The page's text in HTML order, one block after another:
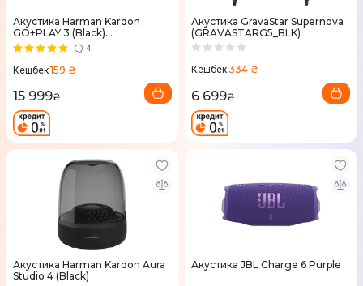
Акустика Harman Kardon
GO+PLAY 3 (Black)
HKGOPLAY3BLKEP
4
Кешбек159 ₴
15 999₴
Акустика GravaStar Supernova
(GRAVASTARG5_BLK)
Кешбек334 ₴
6 699₴
Акустика Harman Kardon Aura
Studio 4 (Black)
Акустика JBL Charge 6 Purple